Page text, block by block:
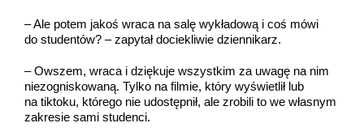
– Ale potem jakoś wraca na salę wykładową i coś mówi
do studentów? – zapytał dociekliwie dziennikarz.
– Owszem, wraca i dziękuje wszystkim za uwagę na nim
niezogniskowaną. Tylko na filmie, który wyświetlił lub
na tiktoku, którego nie udostępnił, ale zrobili to we własnym
zakresie sami studenci.